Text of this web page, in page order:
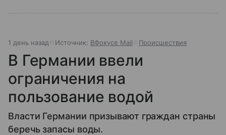
1 день назад Источник: ВФокусе Mail Происшествия
В Германии ввели
ограничения на
пользование водой
Власти Германии призывают граждан страны
беречь запасы воды.